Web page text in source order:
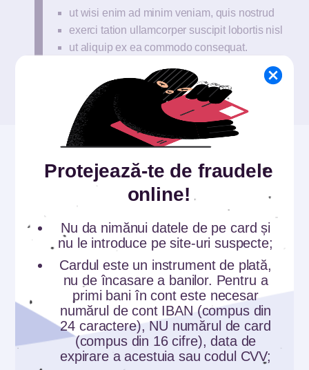
ut wisi enim ad minim veniam, quis nostrud
exerci tation ullamcorper suscipit lobortis nisl
ut aliquip ex ea commodo consequat.
Protejează-te de fraudele
online!
Nu da nimănui datele de pe card și
nu le introduce pe site-uri suspecte;
Cardul este un instrument de plată,
nu de încasare a banilor. Pentru a
primi bani în cont este necesar
numărul de cont IBAN (compus din
24 caractere), NU numărul de card
(compus din 16 cifre), data de
expirare a acestuia sau codul CVV;